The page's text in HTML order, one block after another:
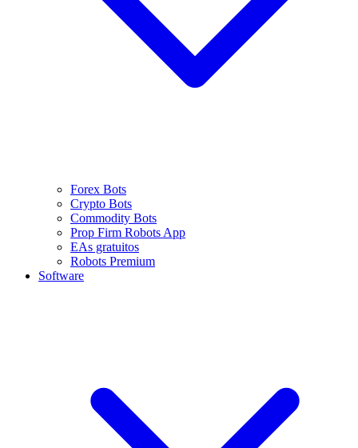
Forex Bots
Crypto Bots
Commodity Bots
Prop Firm Robots App
EAs gratuitos
Robots Premium
Software